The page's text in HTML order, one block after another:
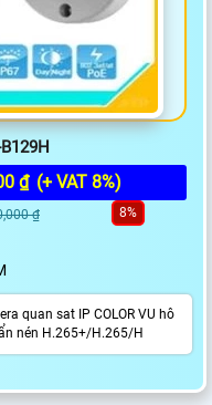
₫ (+ VAT 8%)
₫ 8%
quan sat IP COLOR VU hô
nén H.265+/H.265/H